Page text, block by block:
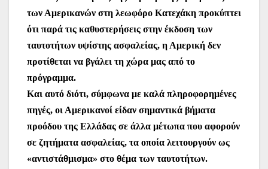
των Αμερικανών στη λεωφόρο Κατεχάκη προκύπτει
ότι παρά τις καθυστερήσεις στην έκδοση των
ταυτοτήτων υψίστης ασφαλείας, η Αμερική δεν
προτίθεται να βγάλει τη χώρα μας από το
πρόγραμμα.
Και αυτό διότι, σύμφωνα με καλά πληροφορημένες
πηγές, οι Αμερικανοί είδαν σημαντικά βήματα
προόδου της Ελλάδας σε άλλα μέτωπα που αφορούν
σε ζητήματα ασφαλείας, τα οποία λειτουργούν ως
«αντιστάθμισμα» στο θέμα των ταυτοτήτων.